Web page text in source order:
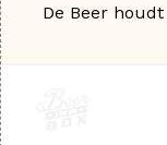
De Beer